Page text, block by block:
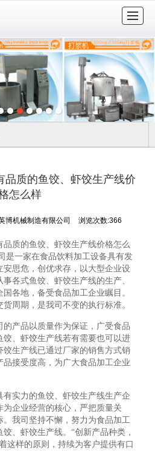
很遗憾，因您的浏览器版本过低导致无法获得最佳浏览体验，推荐下载安装谷歌浏览器！
实力 产品展示
视频资料
我们
品质的鱼饺、虾饺生产线价
怎么样
博机械制造有限公司 浏览次数:366
品质的鱼饺、虾饺生产线价格怎么
是一家在食品饮料加工设备具有发
安思危，创优求存，以大型企业设
各式鱼饺、虾饺生产线的生产、
各地，备受食品加工企业瞩目。
周期，是我司不变的执行标准。
的产品以质量作为保证，广受食品
饺、虾饺生产线若有需要也可以进
生产线已通过厂家的销售方式销
接受度高，为广大食品加工企业
有实力的鱼饺、虾饺生产线生产企
企业经营的核心，严把质量关
。我司坚持不懈，努力为食品加工
、虾饺生产线。“创新产品种类，
这样的原则，持续为客户提供有口